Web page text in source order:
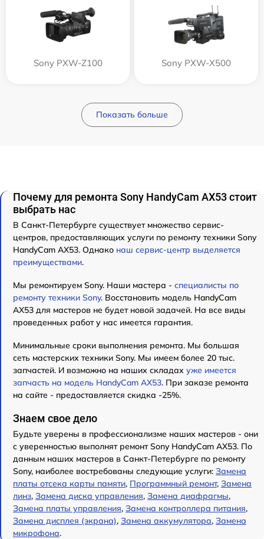
Sony PXW-Z100 Sony PXW-X500
Показать больше
Почему для ремонта Sony HandyCam AX53 стоит
выбрать нас
В Санкт-Петербурге существует множество сервис-
центров, предоставляющих услуги по ремонту техники Sony
HandyCam AX53. Однако наш сервис-центр выделяется
преимуществами.
Мы ремонтируем Sony. Наши мастера - специалисты по
ремонту техники Sony. Восстановить модель HandyCam
AX53 для мастеров не будет новой задачей. На все виды
проведенных работ у нас имеется гарантия.
Минимальные сроки выполнения ремонта. Мы большая
сеть мастерских техники Sony. Мы имеем более 20 тыс.
запчастей. И возможно на наших складах уже имеется
запчасть на модель HandyCam AX53. При заказе ремонта
на сайте - предоставляется скидка -25%.
Знаем свое дело
Будьте уверены в профессионализме наших мастеров - они
с уверенностью выполнят ремонт Sony HandyCam AX53. По
данным наших мастеров в Санкт-Петербурге по ремонту
Sony, наиболее востребованы следующие услуги: Замена
платы отсека карты памяти, Программный ремонт, Замена
линз, Замена диска управления, Замена диафрагмы,
Замена платы управления, Замена контроллера питания,
Замена дисплея (экрана), Замена аккумулятора, Замена
микрофона.